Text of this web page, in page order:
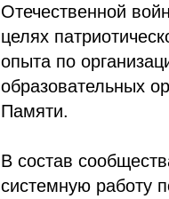
Отечественной
целях
опыта по
образовательных
Памяти.
В состав
системную работу